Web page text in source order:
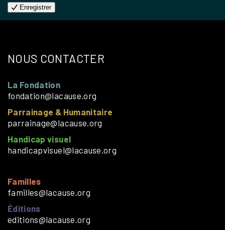
Enregistrer
NOUS CONTACTER
La Fondation
fondation@lacause.org
Parrainage & Humanitaire
parrainage@lacause.org
Handicap visuel
handicapvisuel@lacause.org
Familles
familles@lacause.org
Éditions
editions@lacause.org